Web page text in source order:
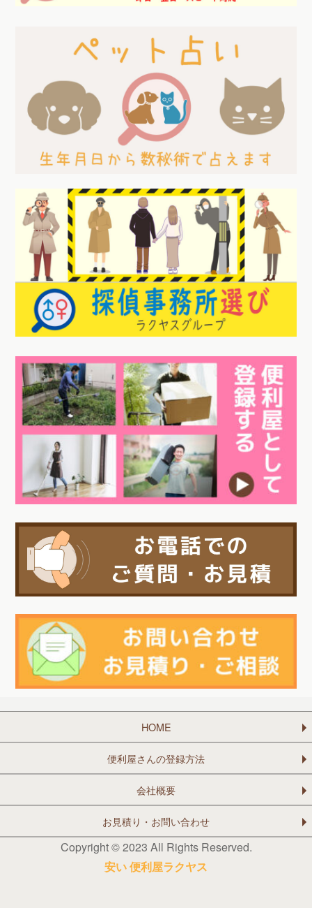
HOME
便利屋さんの登録方法
会社概要
お見積り・お問い合わせ
Copyright © 2023 All Rights Reserved.
安い 便利屋ラクヤス